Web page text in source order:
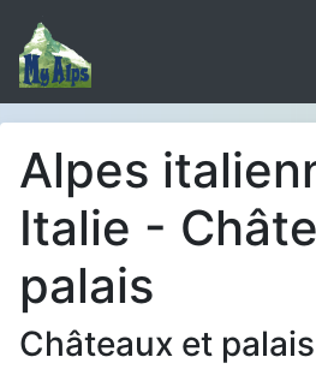
Alpes
Italie -
palais
Châteaux et palais